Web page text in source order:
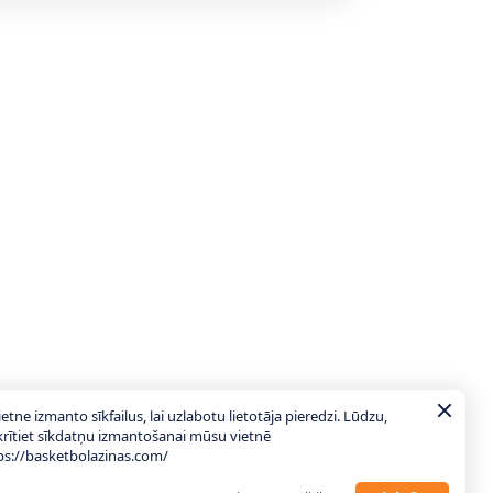
izmanto sīkfailus, lai uzlabotu lietotāja pieredzi. Lūdzu,
sīkdatņu izmantošanai mūsu vietnē
basketbolazinas.com/